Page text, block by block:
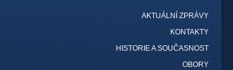
AKTUÁLNÍ ZPRÁVY
KONTAKTY
HISTORIE A SOUČASNOST
OBORY